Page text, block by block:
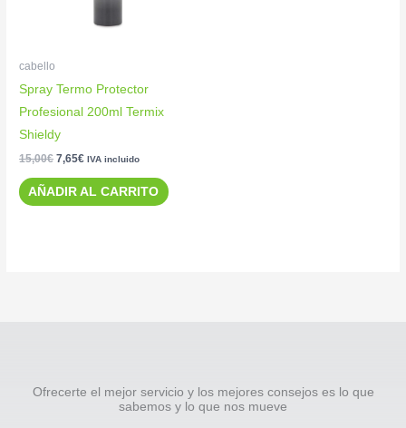
cabello
Spray Termo Protector
Profesional 200ml Termix
Shieldy
15,00€ 7,65€ IVA incluido
AÑADIR AL CARRITO
Ofrecerte el mejor servicio y los mejores consejos es lo que
sabemos y lo que nos mueve